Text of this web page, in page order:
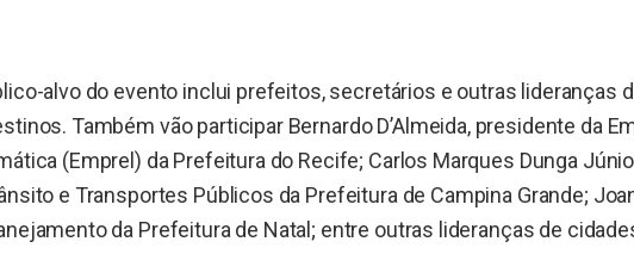
alvo do evento inclui prefeitos, secretários e outras lideranças
Também vão participar Bernardo D’Almeida, presidente da
(Emprel) da Prefeitura do Recife; Carlos Marques Dunga
e Transportes Públicos da Prefeitura de Campina Grande;
da Prefeitura de Natal; entre outras lideranças de